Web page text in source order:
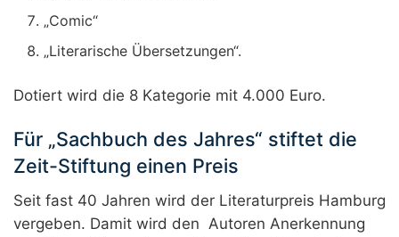
„Comic“
„Literarische Übersetzungen“.
Dotiert wird die 8 Kategorie mit 4.000 Euro.
Für „Sachbuch des Jahres“ stiftet die
Zeit-Stiftung einen Preis
Seit fast 40 Jahren wird der Literaturpreis Hamburg
vergeben. Damit wird den Autoren Anerkennung